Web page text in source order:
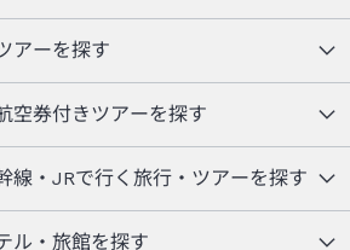
アーを探す
空券付きツアーを探す
線・JRで行く旅行・ツアーを探す
ル・旅館を探す